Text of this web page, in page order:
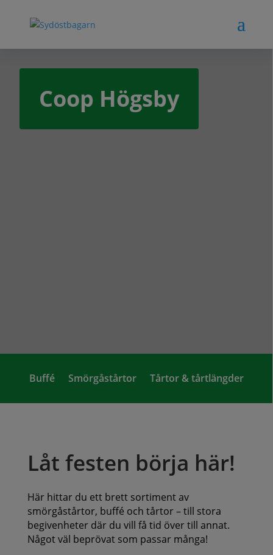
Coop Högsby
Buffé Smörgåstårtor Tårtor & tårtlängder
Låt festen börja här!
Här hittar du ett brett sortiment av
smörgåstårtor, buffé och tårtor – till stora
begivenheter där du vill få tid över till annat.
Något väl beprövat som passar många!